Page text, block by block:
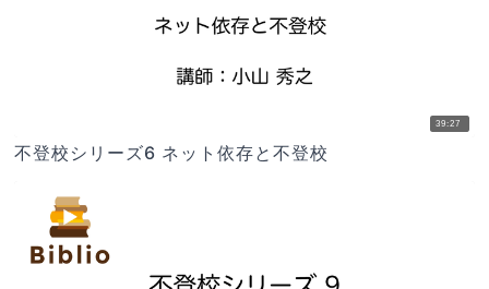
39:27
不登校シリーズ6 ネット依存と不登校